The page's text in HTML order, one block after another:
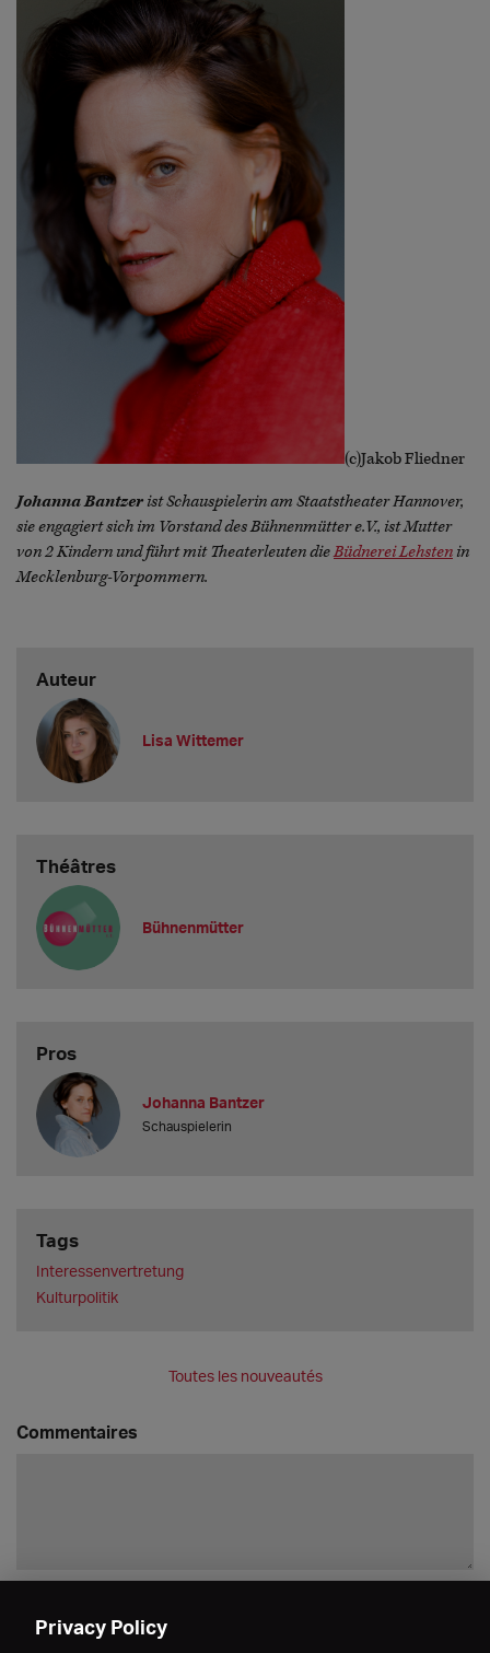
(c)Jakob Fliedner
Johanna Bantzer ist Schauspielerin am Staatstheater Hannover,
sie engagiert sich im Vorstand des Bühnenmütter e.V., ist Mutter
von 2 Kindern und führt mit Theaterleuten dieBüdnerei Lehsten in
Mecklenburg-Vorpommern.
Auteur
Lisa Wittemer
Théâtres
Bühnenmütter
Pros
Johanna Bantzer
Schauspielerin
Tags
Interessenvertretung
Kulturpolitik
Toutes les nouveautés
Commentaires
Privacy Policy